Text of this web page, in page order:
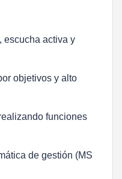
escucha activa y
objetivos y alto
funciones
de gestión (MS